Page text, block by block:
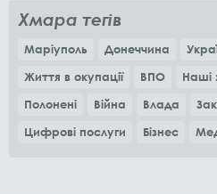
Хмара тегів
Маріуполь Донеччина
Життя в окупації
ВПО Наші
Полонені
Війна Влада
Цифрові послуги
Бізнес